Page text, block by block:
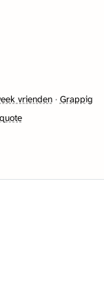
vrienden· Grappig